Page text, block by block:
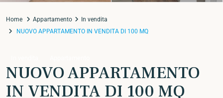
Home Appartamento
In vendita
NUOVO APPARTAMENTO IN VENDITA DI 100 MQ
NUOVO APPARTAMENTO
IN VENDITA DI 100 MQ